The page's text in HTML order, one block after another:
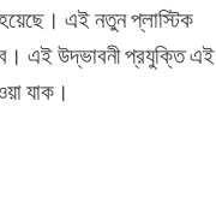
এই নতুন প্লাস্টিক
এই উদ্ভাবনী প্রযুক্তি এই
যাক।